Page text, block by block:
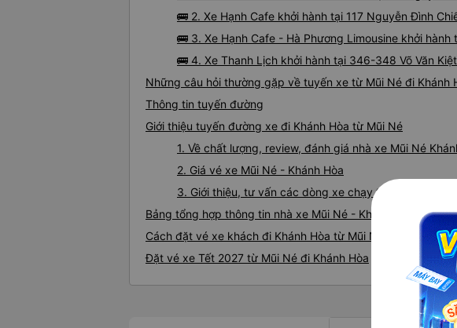
🚌 2. Xe Hạnh Cafe khởi hành tại 117 Nguyễn Đình
🚌 3. Xe Hạnh Cafe - Hà Phương Limousine khởi
🚌 4. Xe Thanh Lịch khởi hành tại 346-348 Võ Văn
Những câu hỏi thường gặp về tuyến xe từ Mũi Né đi Khánh
Thông tin tuyến đường
Giới thiệu tuyến đường xe đi Khánh Hòa từ Mũi Né
1. Về chất lượng, review, đánh giá nhà xe Mũi Né
2. Giá vé xe Mũi Né - Khánh Hòa
3. Giới thiệu, tư vấn các dòng xe chạy tuyến đường
Bảng tổng hợp thông tin nhà xe Mũi Né - Khánh Hòa
Cách đặt vé xe khách đi Khánh Hòa từ Mũi Né nhanh và uy
Đặt vé xe Tết 2027 từ Mũi Né đi Khánh Hòa